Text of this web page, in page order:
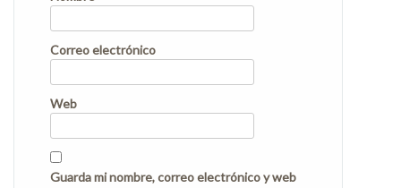
Correo electrónico
Web
Guarda mi nombre, correo electrónico y web